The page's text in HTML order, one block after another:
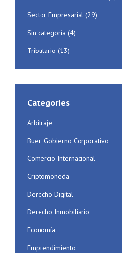
Sector Empresarial (29)
Sin categoría (4)
Tributario (13)
Categories
Arbitraje
Buen Gobierno Corporativo
Comercio Internacional
Criptomoneda
Derecho Digital
Derecho Inmobiliario
Economía
Emprendimiento